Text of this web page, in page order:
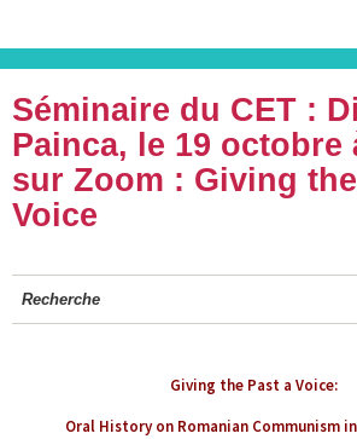
Séminaire du CET :
Painca, le 19 octobre
sur Zoom : Giving
Voice
Recherche
Giving the Past a Voice:
Oral History on Romanian Communism